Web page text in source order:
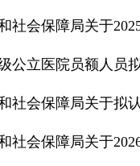
社会保障局关于
公立医院员额人员
社会保障局关于拟
社会保障局关于